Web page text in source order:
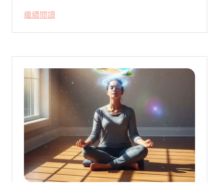
被廣泛轉載。對許多投資人而言，螢幕上下
跌的數字背後，實質連結的是個人的財務壓
繼續閱讀